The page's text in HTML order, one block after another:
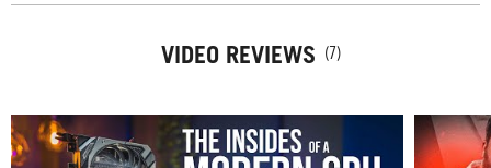
VIDEO REVIEWS (7)